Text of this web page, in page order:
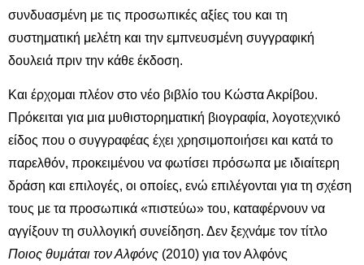
συνδυασμένη με τις προσωπικές αξίες του και τη
συστηματική μελέτη και την εμπνευσμένη συγγραφική
δουλειά πριν την κάθε έκδοση.
Και έρχομαι πλέον στο νέο βιβλίο του Κώστα Ακρίβου.
Πρόκειται για μια μυθιστορηματική βιογραφία, λογοτεχνικό
είδος που ο συγγραφέας έχει χρησιμοποιήσει και κατά το
παρελθόν, προκειμένου να φωτίσει πρόσωπα με ιδιαίτερη
δράση και επιλογές, οι οποίες, ενώ επιλέγονται για τη σχέση
τους με τα προσωπικά «πιστεύω» του, καταφέρνουν να
αγγίξουν τη συλλογική συνείδηση. Δεν ξεχνάμε τον τίτλο
Ποιος θυμάται τον Αλφόνς (2010) για τον Αλφόνς